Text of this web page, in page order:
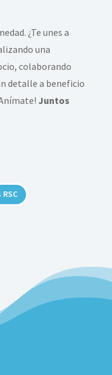
¿Te unes a
una
colaborando
detalle a beneficio
Juntos